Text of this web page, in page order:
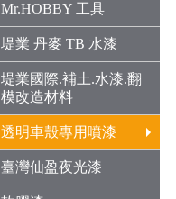
Mr.HOBBY 工具
堤業 丹麥 TB 水漆
堤業國際.補土.水漆.翻
模改造材料
透明車殼專用噴漆
臺灣仙盈夜光漆